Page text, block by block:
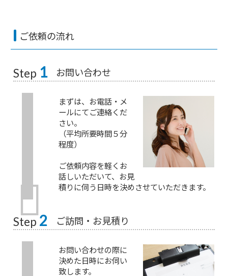
ご依頼の流れ
Step 1 お問い合わせ
まずは、お電話・メ
ールにてご連絡くだ
さい。
（平均所要時間５分
程度）
ご依頼内容を軽くお
話しいただいて、お見
積りに伺う日時を決めさせていただきます。
Step 2 ご訪問・お見積り
お問い合わせの際に
決めた日時にお伺い
致します。